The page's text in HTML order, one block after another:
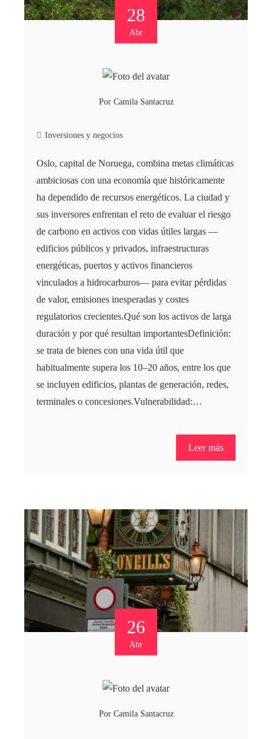
28
Abr
Por Camila Santacruz
Inversiones y negocios
Oslo, capital de Noruega, combina metas climáticas
ambiciosas con una economía que históricamente
ha dependido de recursos energéticos. La ciudad y
sus inversores enfrentan el reto de evaluar el riesgo
de carbono en activos con vidas útiles largas —
edificios públicos y privados, infraestructuras
energéticas, puertos y activos financieros
vinculados a hidrocarburos— para evitar pérdidas
de valor, emisiones inesperadas y costes
regulatorios crecientes.Qué son los activos de larga
duración y por qué resultan importantesDefinición:
se trata de bienes con una vida útil que
habitualmente supera los 10–20 años, entre los que
se incluyen edificios, plantas de generación, redes,
terminales o concesiones.Vulnerabilidad:…
Leer más
26
Abr
Por Camila Santacruz